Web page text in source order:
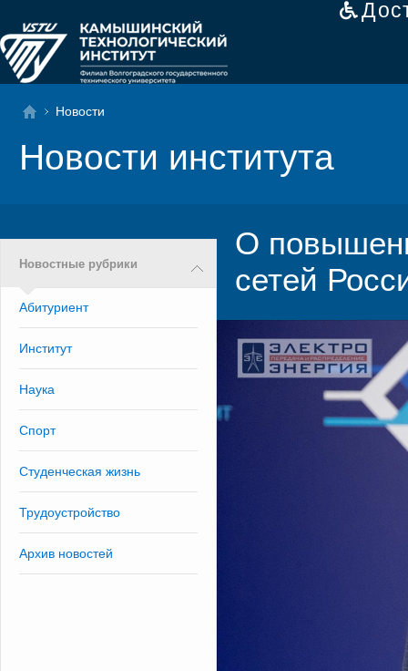
Новости
Новости института
Новостные рубрики
Абитуриент
Институт
Наука
Спорт
Студенческая жизнь
Трудоустройство
Архив новостей
О
сетей